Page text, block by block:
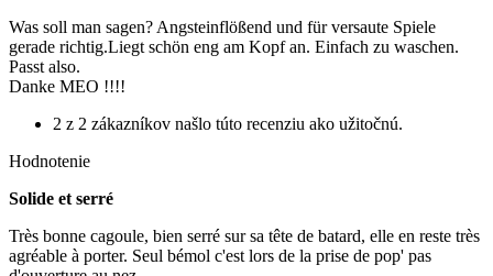
Was soll man sagen? Angsteinflößend und für versaute Spiele
gerade richtig.Liegt schön eng am Kopf an. Einfach zu waschen.
Passt also.
Danke MEO !!!!
2 z 2 zákazníkov našlo túto recenziu ako užitočnú.
Hodnotenie
Solide et serré
Très bonne cagoule, bien serré sur sa tête de batard, elle en reste très
agréable à porter. Seul bémol c'est lors de la prise de pop' pas